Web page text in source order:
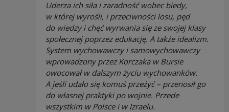
Uderza ich siła i zaradność wobec biedy,
w której wyrośli, i przeciwności losu, pęd
do wiedzy i chęć wyrwania się ze swojej klasy
społecznej poprzez edukację. A także idealizm.
System wychowawczy i samowychowawczy
wprowadzony przez Korczaka w Bursie
owocował w dalszym życiu wychowanków.
A jeśli udało się komuś przeżyć – przenosił go
do własnej praktyki po wojnie. Przede
wszystkim w Polsce i w Izraelu.